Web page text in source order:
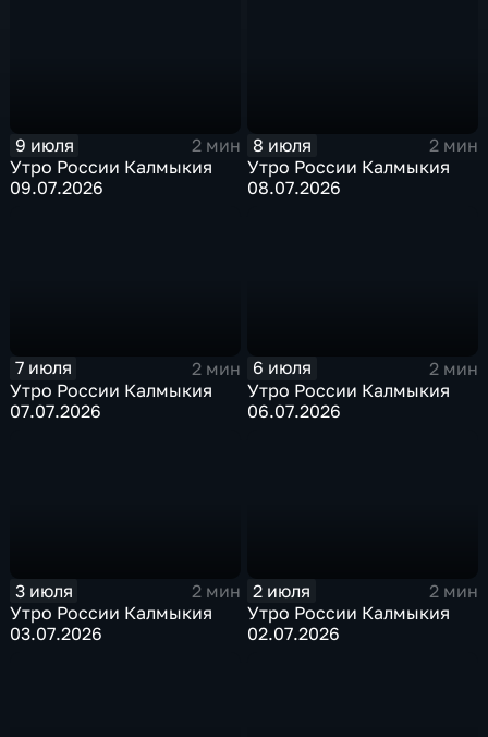
9 июля
2 мин
Утро России Калмыкия
09.07.2026
8 июля
2 мин
Утро России Калмыкия
08.07.2026
7 июля
2 мин
Утро России Калмыкия
07.07.2026
6 июля
2 мин
Утро России Калмыкия
06.07.2026
3 июля
2 мин
Утро России Калмыкия
03.07.2026
2 июля
2 мин
Утро России Калмыкия
02.07.2026